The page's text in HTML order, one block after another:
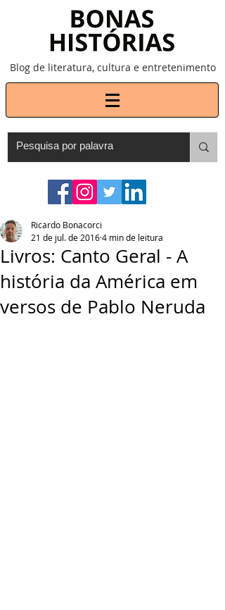
Blog de literatura, cultura e entretenimento
Livros: Canto Geral - A
história da América em
versos de Pablo Neruda
Ricardo Bonacorci
21 de jul. de 20164 min de leitura